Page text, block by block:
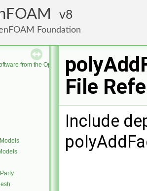
8
Foundation
from the OpenFOAM Foundation
File
Include